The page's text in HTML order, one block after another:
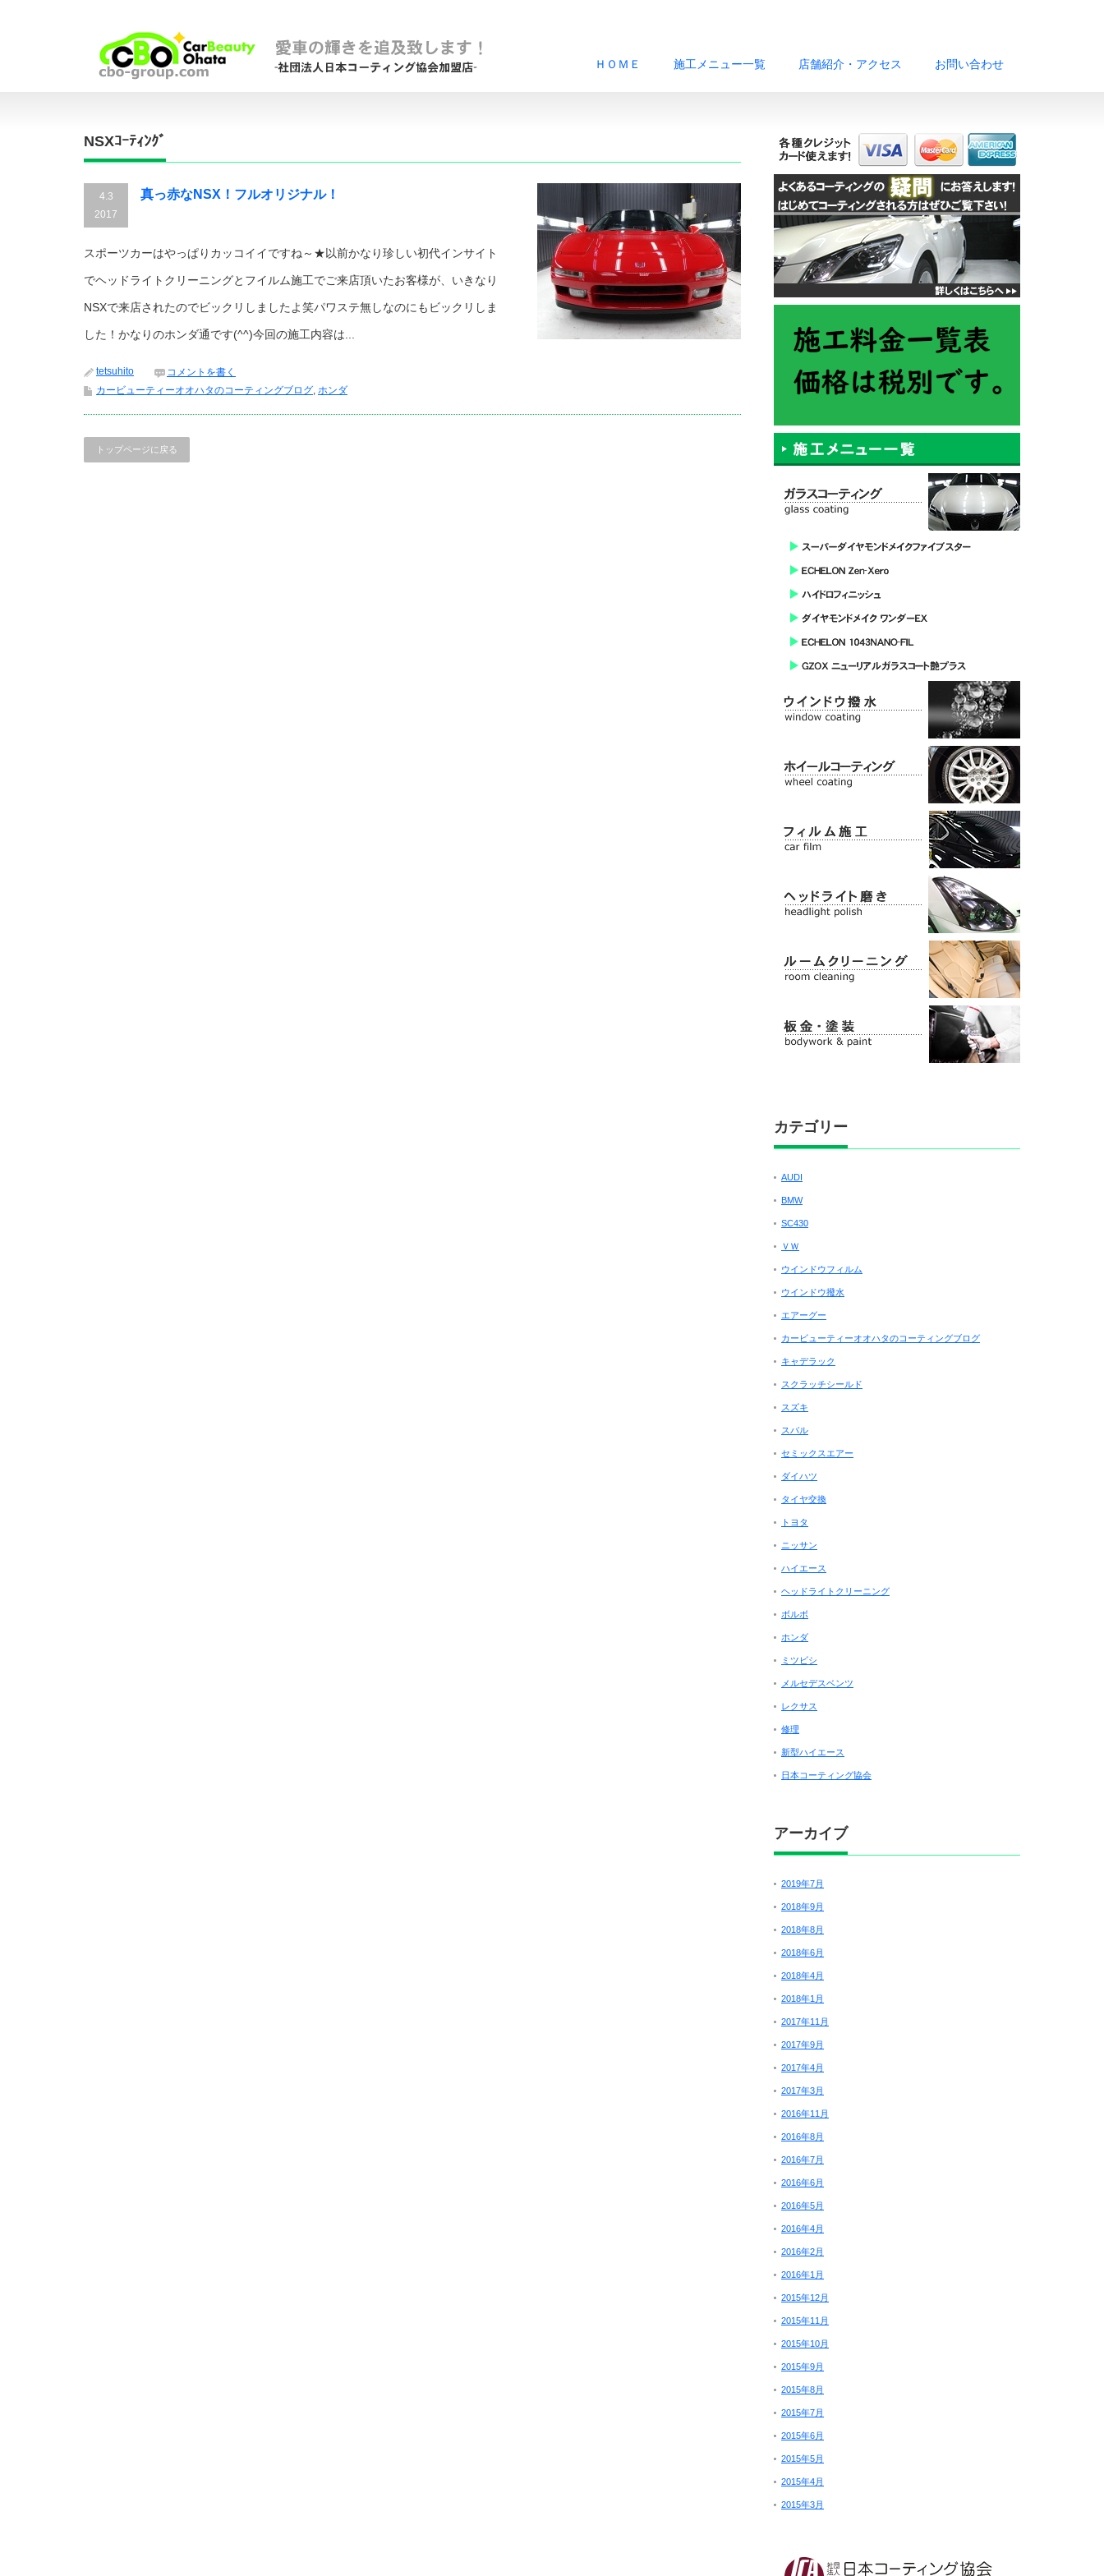
ＨＯＭＥ 施工メニュー一覧 店舗紹介・アクセス お問い合わせ
NSXｺｰﾃｨﾝｸﾞ
4.3
2017
真っ赤なNSX！フルオリジナル！
スポーツカーはやっぱりカッコイイですね～★以前かなり珍しい初代インサイト
でヘッドライトクリーニングとフイルム施工でご来店頂いたお客様が、いきなり
NSXで来店されたのでビックリしましたよ笑パワステ無しなのにもビックリしま
した！かなりのホンダ通です(^^)今回の施工内容は...
tetsuhito
コメントを書く
カービューティーオオハタのコーティングブログ, ホンダ
トップページに戻る
カテゴリー
AUDI
BMW
SC430
ＶＷ
ウインドウフィルム
ウインドウ撥水
エアーグー
カービューティーオオハタのコーティングブログ
キャデラック
スクラッチシールド
スズキ
スバル
セミックスエアー
ダイハツ
タイヤ交換
トヨタ
ニッサン
ハイエース
ヘッドライトクリーニング
ボルボ
ホンダ
ミツビシ
メルセデスベンツ
レクサス
修理
新型ハイエース
日本コーティング協会
アーカイブ
2019年7月
2018年9月
2018年8月
2018年6月
2018年4月
2018年1月
2017年11月
2017年9月
2017年4月
2017年3月
2016年11月
2016年8月
2016年7月
2016年6月
2016年5月
2016年4月
2016年2月
2016年1月
2015年12月
2015年11月
2015年10月
2015年9月
2015年8月
2015年7月
2015年6月
2015年5月
2015年4月
2015年3月